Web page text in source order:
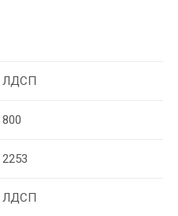
ЛДСП
800
2253
ЛДСП